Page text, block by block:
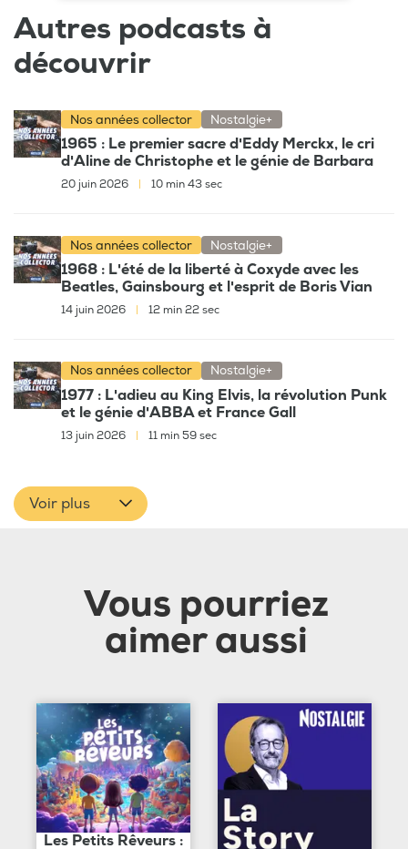
Autres podcasts à
découvrir
Nos années collector Nostalgie+
1965 : Le premier sacre d'Eddy Merckx, le cri
d'Aline de Christophe et le génie de Barbara
20 juin 2026 10 min 43 sec
Nos années collector Nostalgie+
1968 : L'été de la liberté à Coxyde avec les
Beatles, Gainsbourg et l'esprit de Boris Vian
14 juin 2026 12 min 22 sec
Nos années collector Nostalgie+
1977 : L'adieu au King Elvis, la révolution Punk
et le génie d'ABBA et France Gall
13 juin 2026 | 11 min 59 sec
Voir plus
Vous pourriez
aimer aussi
Les Petits Rêveurs :